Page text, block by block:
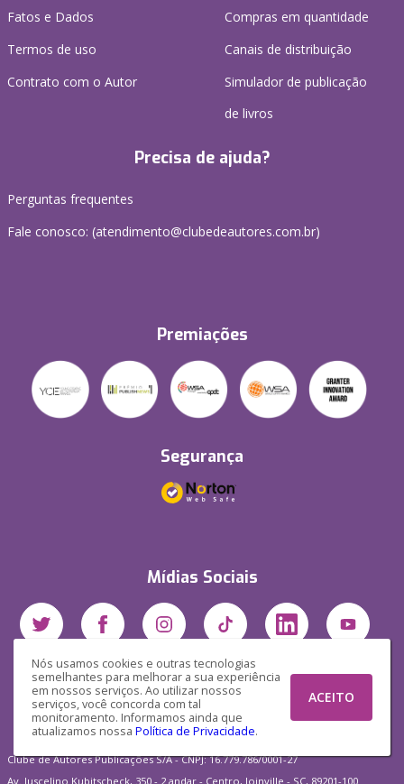
Nós usamos cookies e outras tecnologias
semelhantes para melhorar a sua experiência
em nossos serviços. Ao utilizar nossos
serviços, você concorda com tal
monitoramento. Informamos ainda que
atualizamos nossa Política de Privacidade.
ACEITO
Fatos e Dados
Termos de uso
Contrato com o Autor
Compras em quantidade
Canais de distribuição
Simulador de publicação
de livros
Precisa de ajuda?
Perguntas frequentes
Fale conosco: (atendimento@clubedeautores.com.br)
Premiações
Segurança
Mídias Sociais
Clube de Autores Publicações S/A - CNPJ: 16.779.786/0001-27
Av. Juscelino Kubitscheck, 350 - 2 andar - Centro, Joinville - SC, 89201-100